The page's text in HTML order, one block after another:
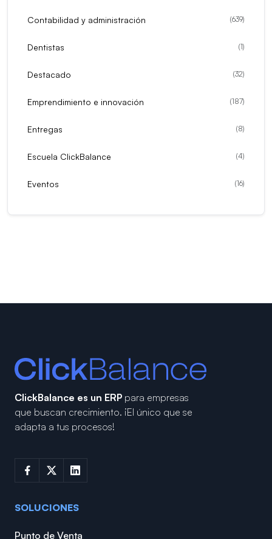
Contabilidad y administración (639)
Dentistas (1)
Destacado (32)
Emprendimiento e innovación (187)
Entregas (8)
Escuela ClickBalance (4)
Eventos (16)
ClickBalance es un ERP para empresas
que buscan crecimiento. ¡El único que se
adapta a tus procesos!
SOLUCIONES
Punto de Venta